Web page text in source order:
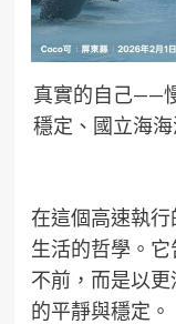
真實的自己——
穩定、國立海
在這個高速執
生活的哲學。
不前，而是以
的平靜與穩定。